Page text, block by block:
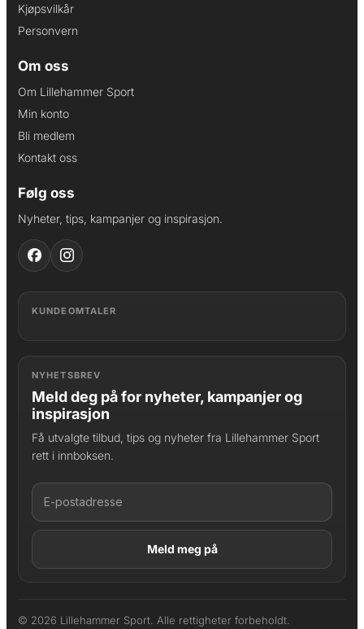
Kjøpsvilkår
Personvern
Om oss
Om Lillehammer Sport
Min konto
Bli medlem
Kontakt oss
Følg oss
Nyheter, tips, kampanjer og inspirasjon.
KUNDEOMTALER
NYHETSBREV
Meld deg på for nyheter, kampanjer og
inspirasjon
Få utvalgte tilbud, tips og nyheter fra Lillehammer Sport
rett i innboksen.
© 2026 Lillehammer Sport. Alle rettigheter forbeholdt.
LAGT I HANDLEKURV
Produktet er lagt til